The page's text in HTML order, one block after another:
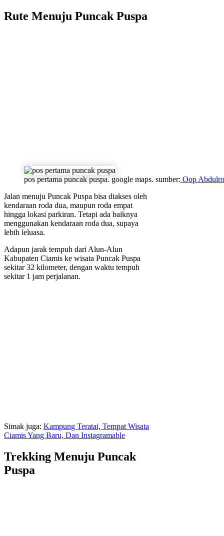
Rute Menuju Puncak Puspa
pos pertama puncak puspa. google maps. sumber: Oop
Jalan menuju Puncak Puspa bisa diakses oleh
kendaraan roda dua, maupun roda empat
hingga lokasi parkiran. Tetapi ada baiknya
menggunakan kendaraan roda dua, supaya
lebih leluasa.
Adapun jarak tempuh dari Alun-Alun
Kabupaten Ciamis ke wisata Puncak Puspa
sekitar 32 kilometer, dengan waktu tempuh
sekitar 1 jam perjalanan.
Simak juga: Kampung Teratai, Tempat Wisata
Ciamis Yang Baru, Dan Instagramable
Trekking Menuju Puncak
Puspa